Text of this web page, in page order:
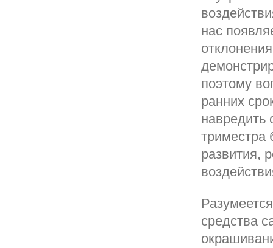
нас
поэтому
ранних
навредить
триместра
развития,
средства